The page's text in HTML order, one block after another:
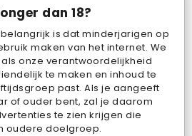
dan 18?
is dat minderjarigen op
maken van het internet. We
onze verantwoordelijkheid
te maken en inhoud te
past. Als je aangeeft
of ouder bent, zal je daarom
te zien krijgen die
oudere doelgroep.
Bubbits